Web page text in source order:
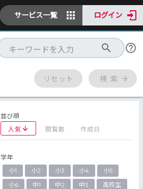
サービス一覧 ログイン
リセット 検 索
並び順
人気
閲覧数 作成日
学年
小1
小2 小3 小4
小5
小6
中1 中2 中3
高校生